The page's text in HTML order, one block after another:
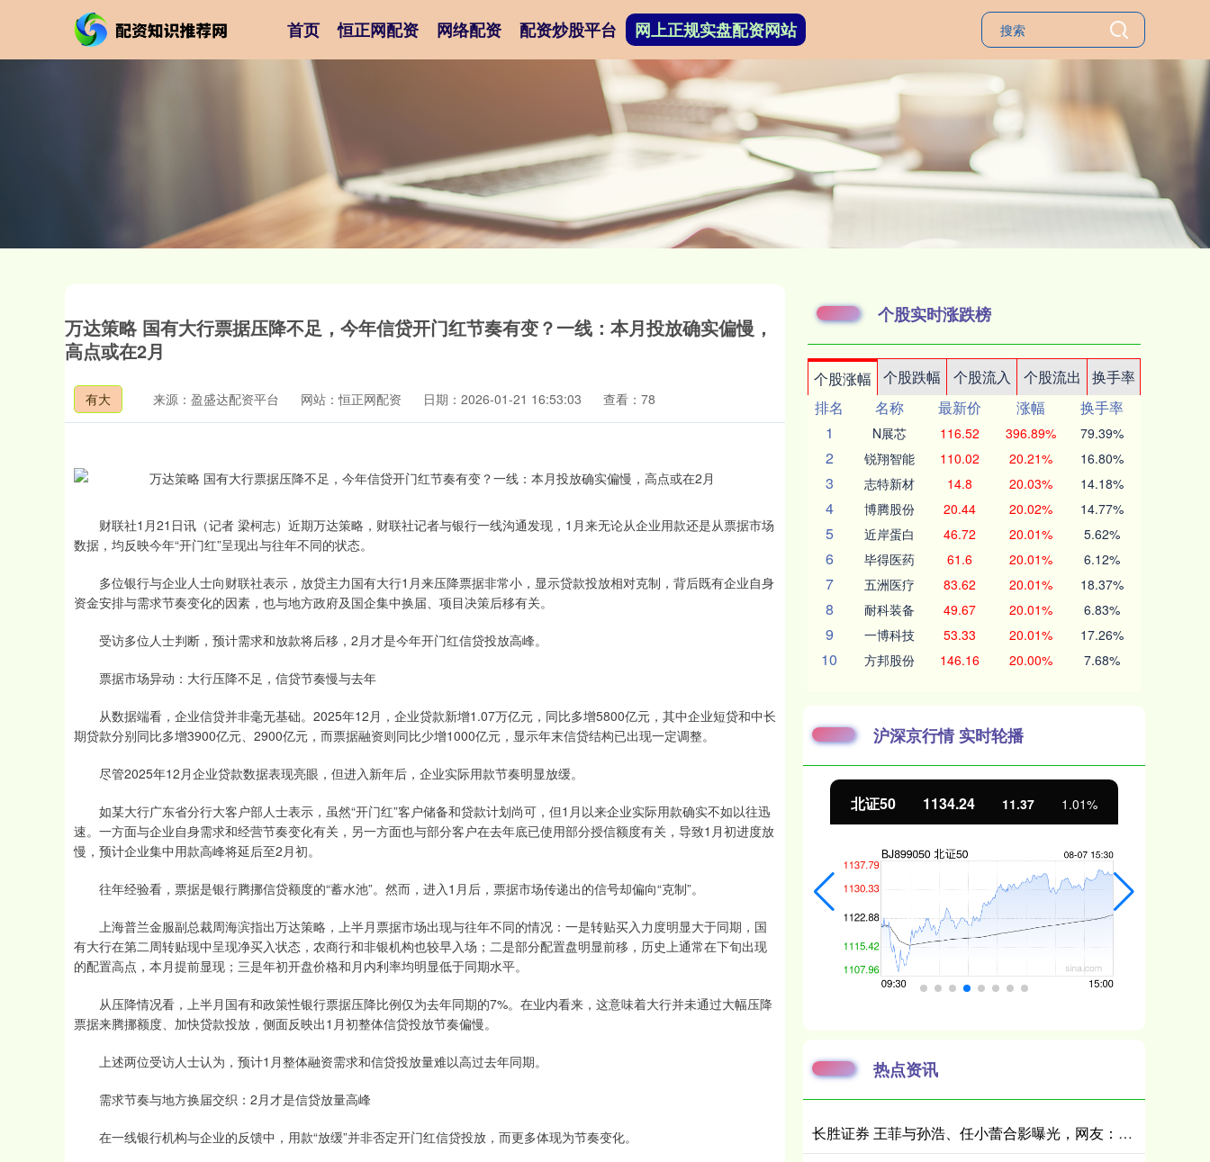
首页 恒正网配资 网络配资 配资炒股平台 网上正规实盘配资网站
万达策略 国有大行票据压降不足，今年信贷开门红节奏有变？一线：本月投放确实偏慢，
高点或在2月
有大 来源：盈盛达配资平台 网站：恒正网配资 日期：2026-01-21 16:53:03 查看：78
财联社1月21日讯（记者 梁柯志）近期万达策略，财联社记者与银行一线沟通发现，1月来无论从企业用款还是从票据市场
数据，均反映今年“开门红”呈现出与往年不同的状态。
多位银行与企业人士向财联社表示，放贷主力国有大行1月来压降票据非常小，显示贷款投放相对克制，背后既有企业自身
资金安排与需求节奏变化的因素，也与地方政府及国企集中换届、项目决策后移有关。
受访多位人士判断，预计需求和放款将后移，2月才是今年开门红信贷投放高峰。
票据市场异动：大行压降不足，信贷节奏慢与去年
从数据端看，企业信贷并非毫无基础。2025年12月，企业贷款新增1.07万亿元，同比多增5800亿元，其中企业短贷和中长
期贷款分别同比多增3900亿元、2900亿元，而票据融资则同比少增1000亿元，显示年末信贷结构已出现一定调整。
尽管2025年12月企业贷款数据表现亮眼，但进入新年后，企业实际用款节奏明显放缓。
如某大行广东省分行大客户部人士表示，虽然“开门红”客户储备和贷款计划尚可，但1月以来企业实际用款确实不如以往迅
速。一方面与企业自身需求和经营节奏变化有关，另一方面也与部分客户在去年底已使用部分授信额度有关，导致1月初进度放
慢，预计企业集中用款高峰将延后至2月初。
往年经验看，票据是银行腾挪信贷额度的“蓄水池”。然而，进入1月后，票据市场传递出的信号却偏向“克制”。
上海普兰金服副总裁周海滨指出万达策略，上半月票据市场出现与往年不同的情况：一是转贴买入力度明显大于同期，国
有大行在第二周转贴现中呈现净买入状态，农商行和非银机构也较早入场；二是部分配置盘明显前移，历史上通常在下旬出现
的配置高点，本月提前显现；三是年初开盘价格和月内利率均明显低于同期水平。
从压降情况看，上半月国有和政策性银行票据压降比例仅为去年同期的7%。在业内看来，这意味着大行并未通过大幅压降
票据来腾挪额度、加快贷款投放，侧面反映出1月初整体信贷投放节奏偏慢。
上述两位受访人士认为，预计1月整体融资需求和信贷投放量难以高过去年同期。
需求节奏与地方换届交织：2月才是信贷放量高峰
在一线银行机构与企业的反馈中，用款“放缓”并非否定开门红信贷投放，而更多体现为节奏变化。
个股实时涨跌榜
个股涨幅 个股跌幅 个股流入 个股流出
换手率
排名
名称 最新价 涨幅
换手率
1
N展芯 116.52 396.89% 79.39%
2 锐翔智能 110.02 20.21% 16.80%
3 志特新材 14.8 20.03% 14.18%
4 博腾股份 20.44 20.02% 14.77%
5 近岸蛋白 46.72 20.01% 5.62%
6 毕得医药 61.6 20.01% 6.12%
7 五洲医疗 83.62 20.01% 18.37%
8 耐科装备 49.67 20.01% 6.83%
9 一博科技 53.33 20.01% 17.26%
10 方邦股份 146.16 20.00% 7.68%
沪深京行情 实时轮播
深证成指 14311.01 200.89 1.42% 沪深300 4694.44 43.13 0.93% 北证50 1134.24 11.37 1.01%
热点资讯
长胜证券 王菲与孙浩、任小蕾合影曝光，网友：王菲老了，眼角下垂皱纹明显